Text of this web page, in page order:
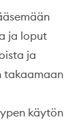
ja loput
ja
takaamaan
käytön